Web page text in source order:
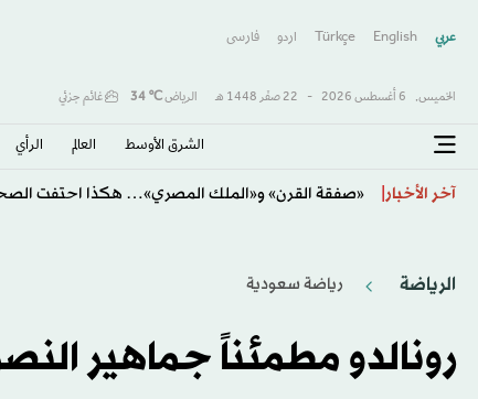
عربي English
Türkçe اردو فارسى
الخميس, 6 أغسطس 2026 - 22 صفَر 1448 هـ الرياض℃
34 غائم جزئي
الشرق الأوسط​ العالم الرأي
آخر الأخبار «صفقة القرن» و«الملك المصري»… هكذا احتفت
الرياضة رياضة سعودية
رونالدو مطمئناً جماهير